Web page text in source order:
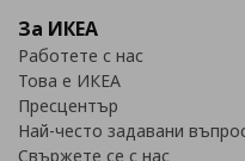
За ИКЕА
Работете с нас
Това е ИКЕА
Пресцентър
Най-често задавани
Свържете се с нас